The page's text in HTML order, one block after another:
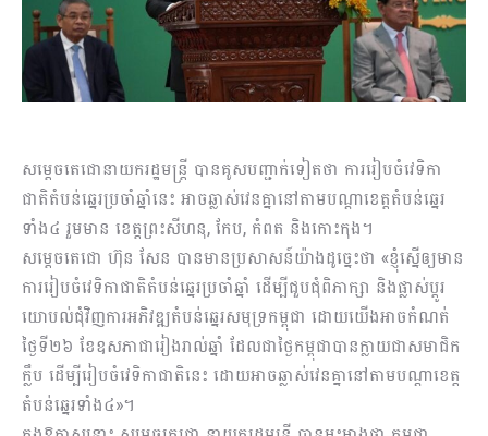
ស​ម្ដេចតេជោនាយករដ្ឋមន្ដ្រី បានគូសបញ្ជាក់ទៀតថា ការរៀបចំវេទិកា
ជាតិតំបន់ឆ្នេរប្រចាំឆ្នាំនេះ អាចឆ្លាស់វេនគ្នានៅតាមបណ្តាខេត្តតំបន់ឆ្នេរ
ទាំង៤ រួមមាន ខេត្តព្រះសីហនុ, កែប, កំពត និងកោះកុង។
សម្ដេចតេជោ ហ៊ុន សែន បានមានប្រសាសន៍យ៉ាងដូច្នេះថា «ខ្ញុំស្នើឲ្យមាន
ការរៀបចំវេទិកាជាតិតំបន់ឆ្នេរប្រចាំឆ្នាំ ដើម្បីជួបជុំពិភាក្សា និងផ្លាស់ប្ដូរ
យោបល់ជុំវិញការអភិវឌ្ឍតំបន់ឆ្នេរសមុទ្រកម្ពុជា ដោយយើងអាចកំណត់
ថ្ងៃទី២៦ ខែឧសភាជារៀងរាល់ឆ្នាំ ដែលជាថ្ងៃកម្ពុជាបានក្លាយជាសមាជិក
ក្លឹប ដើម្បីរៀបចំវេទិកាជាតិនេះ ដោយអាចឆ្លាស់វេនគ្នានៅតាមបណ្តាខេត្ត
តំបន់ឆ្នេរទាំង៤»។